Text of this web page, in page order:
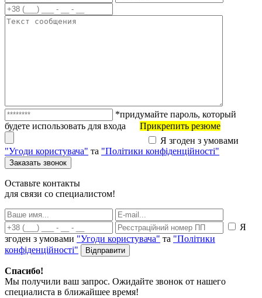
*придумайте пароль, который
будете использовать для входа
Прикрепить резюме
Я згоден з умовами
"Угоди користувача" та "Політики конфіденційності"
Оставьте контакты
для связи со специалистом!
Я
згоден з умовами "Угоди користувача" та "Політики
конфіденційності"
Спасибо!
Мы получили ваш запрос. Ожидайте звонок от нашего
специалиста в ближайшее время!